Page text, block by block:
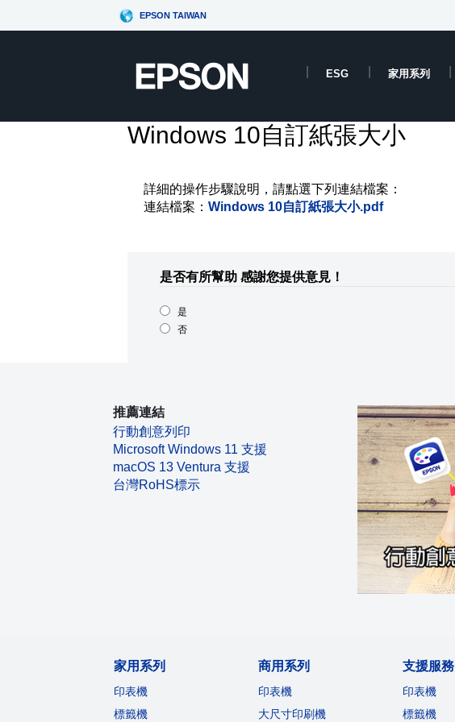
EPSON TAIWAN
ESG 家用系列
Windows 10自訂紙張大小
詳細的操作步驟說明，請點選下列連結檔案：
連結檔案： Windows 10自訂紙張大小.pdf
是否有所幫助 感謝您提供意見！
是
否
推薦連結
行動創意列印
Microsoft Windows 11 支援
macOS 13 Ventura 支援
台灣RoHS標示
家用系列
印表機
標籤機
商用系列
印表機
大尺寸印刷機
支援服務
印表機
標籤機